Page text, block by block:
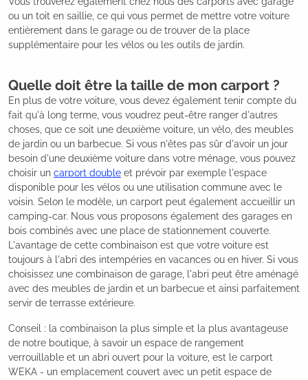
ou un toit en saillie, ce qui vous permet de mettre votre voiture
entièrement dans le garage ou de trouver de la place
supplémentaire pour les vélos ou les outils de jardin.
Quelle doit être la taille de mon carport ?
En plus de votre voiture, vous devez également tenir compte du
fait qu'à long terme, vous voudrez peut-être ranger d'autres
choses, que ce soit une deuxième voiture, un vélo, des meubles
de jardin ou un barbecue. Si vous n'êtes pas sûr d'avoir un jour
besoin d'une deuxième voiture dans votre ménage, vous pouvez
choisir un carport double et prévoir par exemple l'espace
disponible pour les vélos ou une utilisation commune avec le
voisin. Selon le modèle, un carport peut également accueillir un
camping-car. Nous vous proposons également des garages en
bois combinés avec une place de stationnement couverte.
L'avantage de cette combinaison est que votre voiture est
toujours à l'abri des intempéries en vacances ou en hiver. Si vous
choisissez une combinaison de garage, l'abri peut être aménagé
avec des meubles de jardin et un barbecue et ainsi parfaitement
servir de terrasse extérieure.
Conseil : la combinaison la plus simple et la plus avantageuse
de notre boutique, à savoir un espace de rangement
verrouillable et un abri ouvert pour la voiture, est le carport
WEKA - un emplacement couvert avec un petit espace de